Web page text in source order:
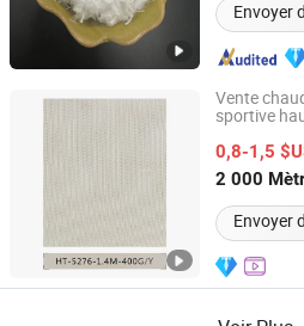
Envoyer
Vente
sportive
0,8-1,5
2 000
Envoyer
Quanzhou Goodo Bags Co., Ltd.
Fujian, China